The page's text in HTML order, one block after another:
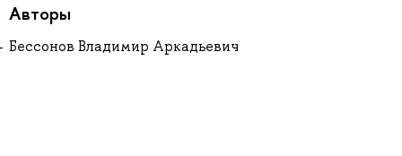
Авторы
Бессонов Владимир Аркадьевич